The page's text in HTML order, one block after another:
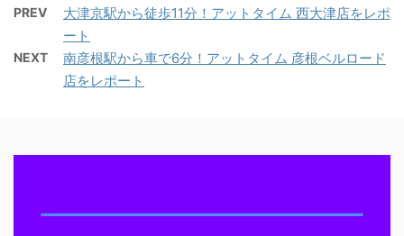
PREV
大津京駅から徒歩11分！アットタイム 西大津店をレポ
ート
NEXT
南彦根駅から車で6分！アットタイム 彦根ベルロード
店をレポート